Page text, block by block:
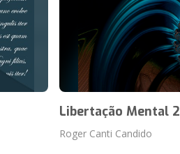
Libertação Mental 2
Roger Canti Candido